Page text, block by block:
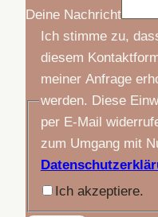
Deine Nachricht
Ich stimme zu,
diesem
meiner Anfrage
werden. Diese
per E-Mail
zum Umgang mit
Ich akzeptiere.